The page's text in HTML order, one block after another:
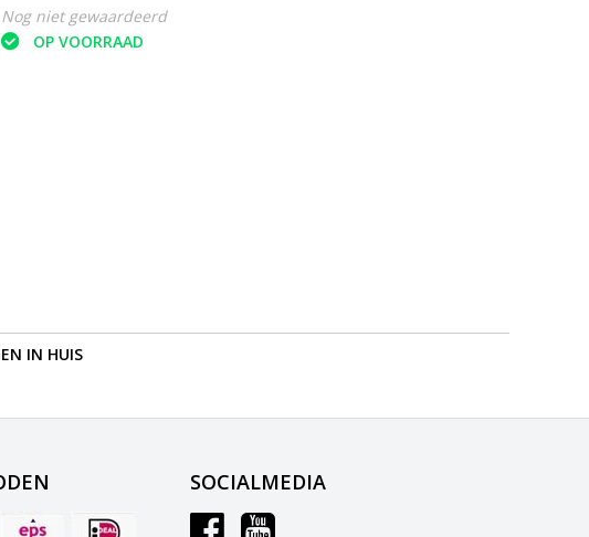
Nog niet gewaardeerd
OP VOORRAAD
IN HUIS
SOCIALMEDIA